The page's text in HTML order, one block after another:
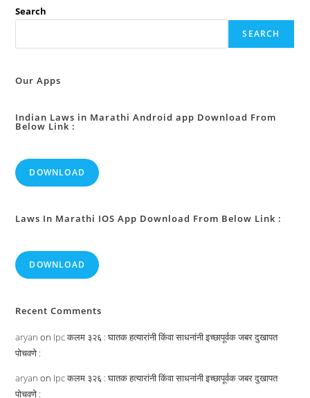
आणि
करणे
Search
SEARCH
Our Apps
Indian Laws in Marathi Android app Download From
Below Link :
DOWNLOAD
Laws In Marathi IOS App Download From Below Link :
DOWNLOAD
Recent Comments
aryan on Ipc कलम ३२६ : घातक हत्यारांनी किंवा साधनांनी इच्छापूर्वक जबर दुखापत
पोचवणे :
aryan on Ipc कलम ३२६ : घातक हत्यारांनी किंवा साधनांनी इच्छापूर्वक जबर दुखापत
पोचवणे :